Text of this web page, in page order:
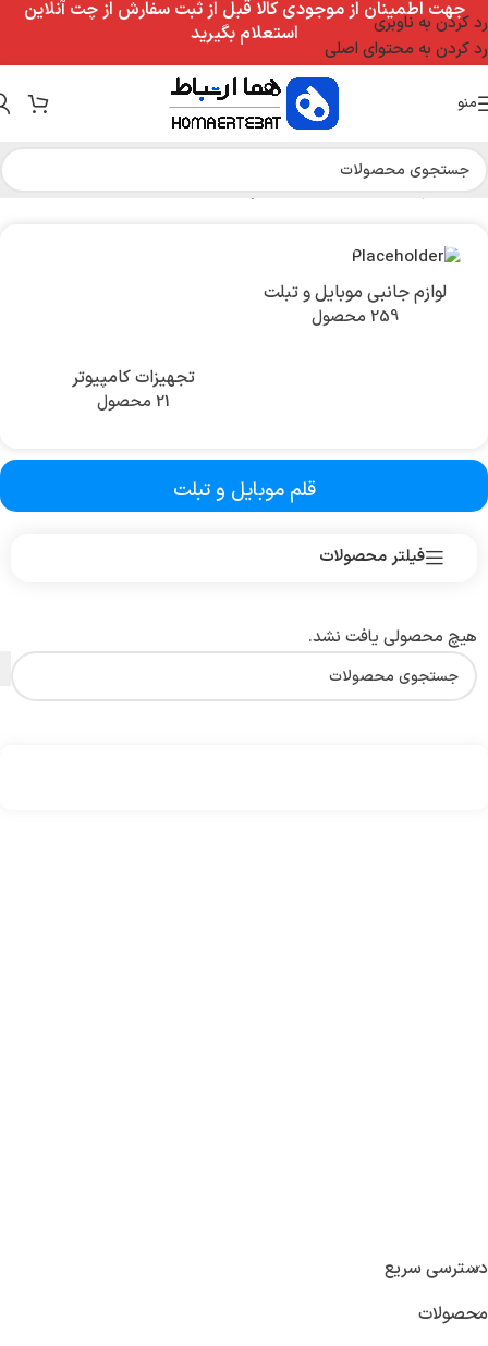
رد کردن به ناوبری
رد کردن به محتوای اصلی
جهت اطمینان از موجودی کالا قبل از ثبت سفارش از چت آنلاین
استعلام بگیرید
منو
خانه/لوازم جانبی موبایل و تبلت/قلم موبایل و تبلت
لوازم جانبی موبایل و تبلت
259 محصول
تجهیزات کامپیوتر
21 محصول
قلم موبایل و تبلت
فیلتر محصولات
هیچ محصولی یافت نشد.
دسترسی سریع
محصولات